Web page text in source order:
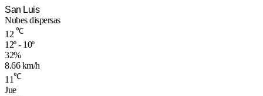
San Luis
Nubes dispersas
12 ℃
12º - 10º
32%
8.66 km/h
11℃
Jue